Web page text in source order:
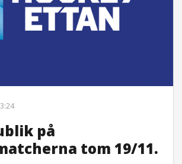
på
tom 19/11.